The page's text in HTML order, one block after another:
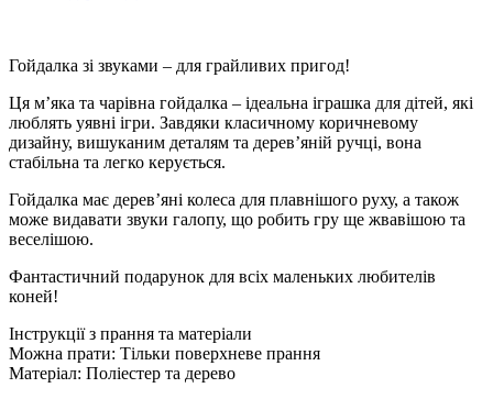
Гойдалка зі звуками – для грайливих пригод!
Ця м’яка та чарівна гойдалка – ідеальна іграшка для дітей, які
люблять уявні ігри. Завдяки класичному коричневому
дизайну, вишуканим деталям та дерев’яній ручці, вона
стабільна та легко керується.
Гойдалка має дерев’яні колеса для плавнішого руху, а також
може видавати звуки галопу, що робить гру ще жвавішою та
веселішою.
Фантастичний подарунок для всіх маленьких любителів
коней!
Інструкції з прання та матеріали
Можна прати: Тільки поверхневе прання
Матеріал: Поліестер та дерево